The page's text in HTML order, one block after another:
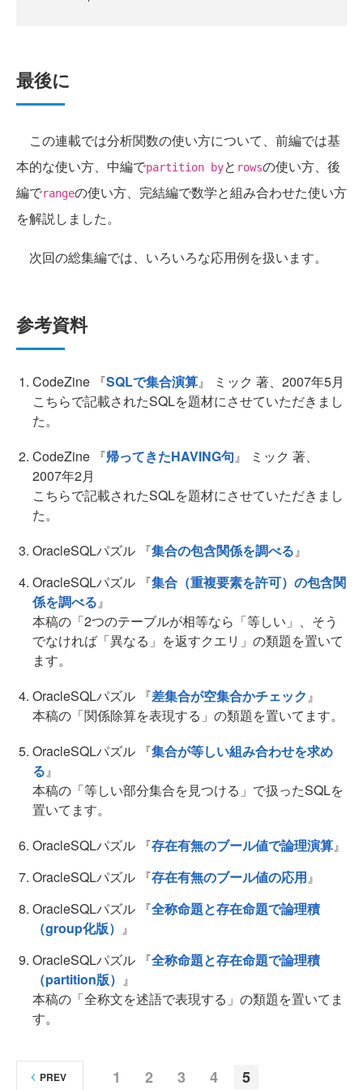
最後に
この連載では分析関数の使い方について、前編では基
本的な使い方、中編でpartition byと rowsの使い方、後
編でrangeの使い方、完結編で数学と組み合わせた使い方
を解説しました。
次回の総集編では、いろいろな応用例を扱います。
参考資料
CodeZine 『SQLで集合演算』 ミック 著、2007年5月
こちらで記載されたSQLを題材にさせていただきまし
た。
CodeZine 『帰ってきたHAVING句』 ミック 著、
2007年2月
こちらで記載されたSQLを題材にさせていただきまし
た。
OracleSQLパズル 『集合の包含関係を調べる』
OracleSQLパズル 『集合（重複要素を許可）の包含関
係を調べる』
本稿の「2つのテーブルが相等なら「等しい」、そう
でなければ「異なる」を返すクエリ」の類題を置いて
ます。
OracleSQLパズル 『差集合が空集合かチェック』
本稿の「関係除算を表現する」の類題を置いてます。
OracleSQLパズル 『集合が等しい組み合わせを求め
る』
本稿の「等しい部分集合を見つける」で扱ったSQLを
置いてます。
OracleSQLパズル 『存在有無のブール値で論理演算』
OracleSQLパズル 『存在有無のブール値の応用』
OracleSQLパズル 『全称命題と存在命題で論理積
（group化版） 』
OracleSQLパズル 『全称命題と存在命題で論理積
（partition版） 』
本稿の「全称文を述語で表現する」の類題を置いてま
す。
1 2 3 4 5
PREV